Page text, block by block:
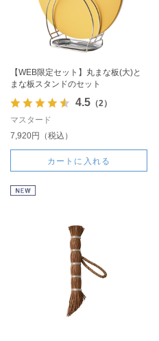
【WEB限定セット】丸まな板(大)と
まな板スタンドのセット
4.5（2）
マスタード
7,920円（税込）
カートに入れる